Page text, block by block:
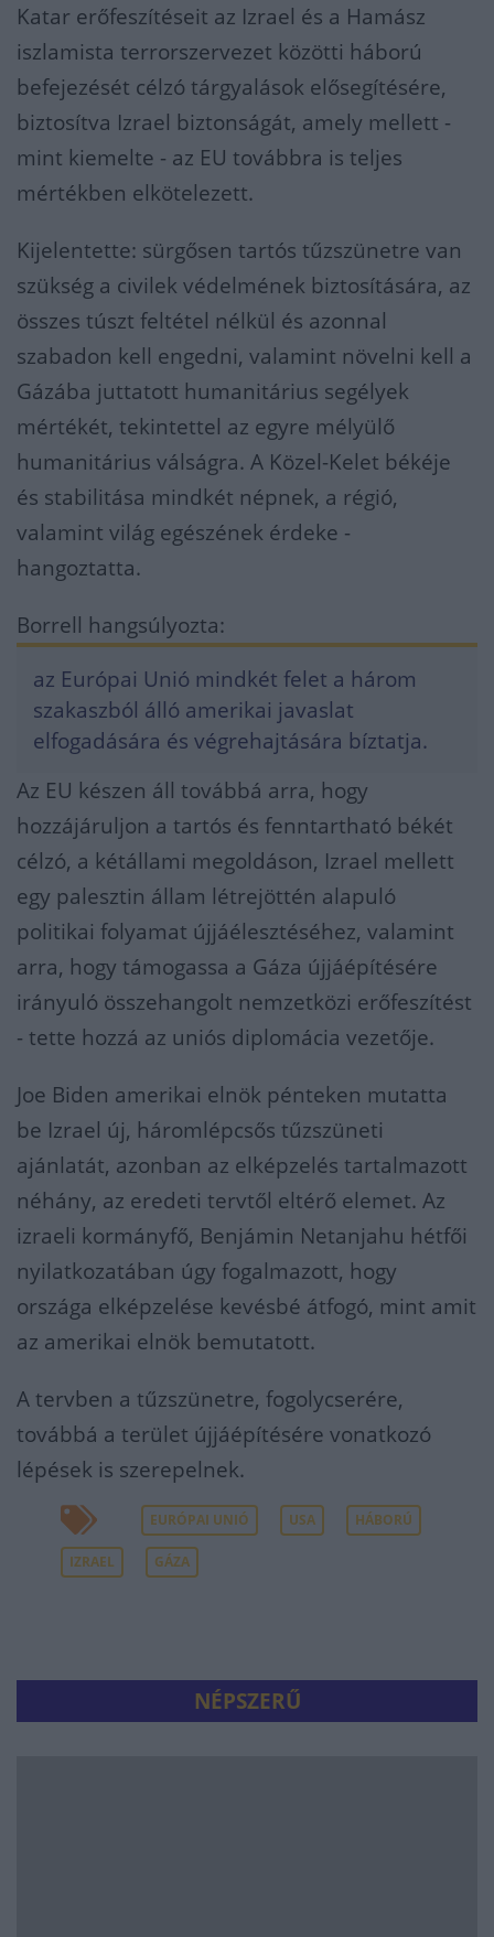
Katar erőfeszítéseit az Izrael és a Hamász
iszlamista terrorszervezet közötti háború
befejezését célzó tárgyalások elősegítésére,
biztosítva Izrael biztonságát, amely mellett -
mint kiemelte - az EU továbbra is teljes
mértékben elkötelezett.
Kijelentette: sürgősen tartós tűzszünetre van
szükség a civilek védelmének biztosítására, az
összes túszt feltétel nélkül és azonnal
szabadon kell engedni, valamint növelni kell a
Gázába juttatott humanitárius segélyek
mértékét, tekintettel az egyre mélyülő
humanitárius válságra. A Közel-Kelet békéje
és stabilitása mindkét népnek, a régió,
valamint világ egészének érdeke -
hangoztatta.
Borrell hangsúlyozta:
az Európai Unió mindkét felet a három
szakaszból álló amerikai javaslat
elfogadására és végrehajtására bíztatja.
Az EU készen áll továbbá arra, hogy
hozzájáruljon a tartós és fenntartható békét
célzó, a kétállami megoldáson, Izrael mellett
egy palesztin állam létrejöttén alapuló
politikai folyamat újjáélesztéséhez, valamint
arra, hogy támogassa a Gáza újjáépítésére
irányuló összehangolt nemzetközi erőfeszítést
- tette hozzá az uniós diplomácia vezetője.
Joe Biden amerikai elnök pénteken mutatta
be Izrael új, háromlépcsős tűzszüneti
ajánlatát, azonban az elképzelés tartalmazott
néhány, az eredeti tervtől eltérő elemet. Az
izraeli kormányfő, Benjámin Netanjahu hétfői
nyilatkozatában úgy fogalmazott, hogy
országa elképzelése kevésbé átfogó, mint amit
az amerikai elnök bemutatott.
A tervben a tűzszünetre, fogolycserére,
továbbá a terület újjáépítésére vonatkozó
lépések is szerepelnek.
EURÓPAI UNIÓ USA HÁBORÚ
IZRAEL GÁZA
NÉPSZERŰ